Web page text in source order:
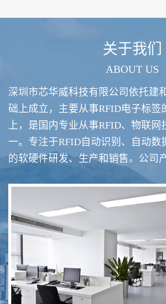
RFID酒类防伪系统方案
关于我们
ABOUT US
深圳市芯华威科技有限公司依托建
础上成立，主要从事RFID电子标签
上，是国内专业从事RFID、物联网
一。专注于RFID自动识别、自动数
的软硬件研发、生产和销售。公司